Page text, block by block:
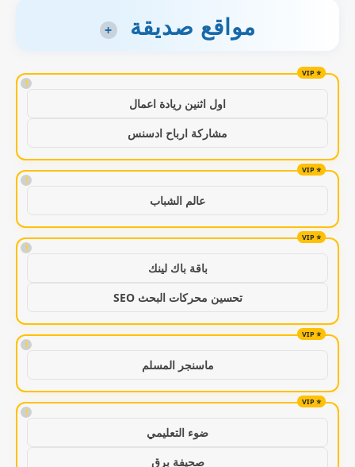
مواقع صديقة +
!
اول اثنين ريادة اعمال
مشاركة ارباح ادسنس
!
عالم الشباب
!
باقة باك لينك
تحسين محركات البحث SEO
!
ماسنجر المسلم
!
ضوء التعليمي
صحيفة برق